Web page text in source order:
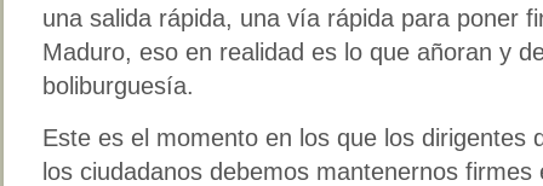
una salida rápida, una vía rápida para poner
Maduro, eso en realidad es lo que añoran y
boliburguesía.
Este es el momento en los que los dirigentes
los ciudadanos debemos mantenernos